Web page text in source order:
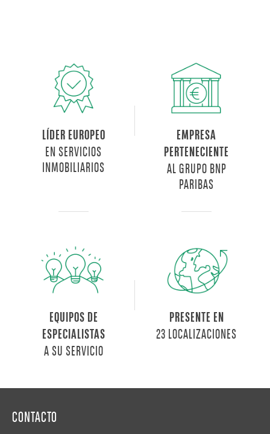
LÍDER EUROPEO
EN SERVICIOS
INMOBILIARIOS
EMPRESA
PERTENECIENTE
AL GRUPO BNP
PARIBAS
EQUIPOS DE
ESPECIALISTAS
A SU SERVICIO
PRESENTE EN
23 LOCALIZACIONES
CONTACTO